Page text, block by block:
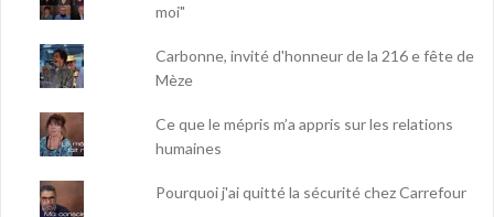
moi"
Carbonne, invité d'honneur de la 216 e fête de
Mèze
Ce que le mépris m’a appris sur les relations
humaines
Pourquoi j'ai quitté la sécurité chez Carrefour